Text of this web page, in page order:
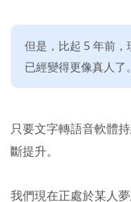
但是，比起 5 年前
已經變得更像真人了。
只要文字轉語音軟體
斷提升。
我們現在正處於某人夢